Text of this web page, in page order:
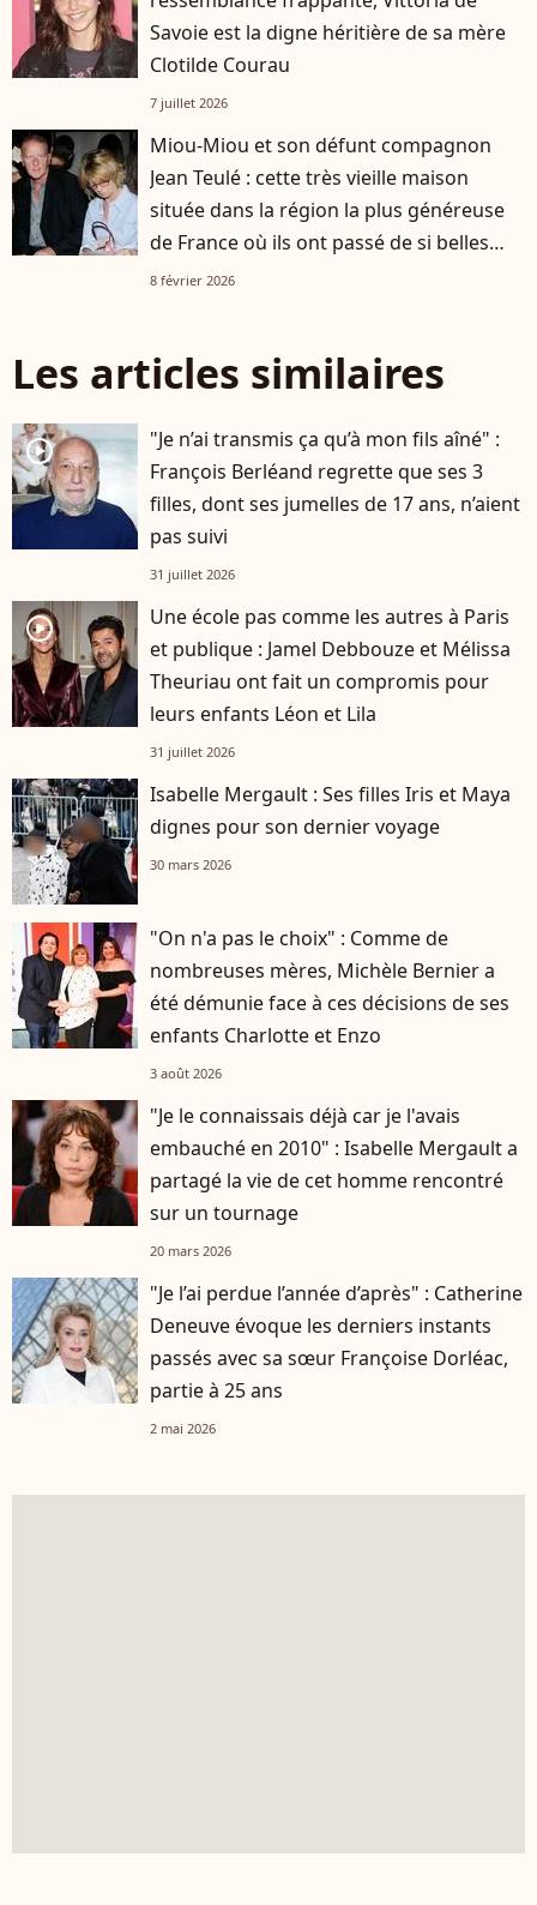
Savoie est la digne héritière de sa mère
Clotilde Courau
7 juillet 2026
Miou-Miou et son défunt compagnon
Jean Teulé : cette très vieille maison
située dans la région la plus généreuse
de France où ils ont passé de si belles
heures
8 février 2026
Les articles similaires
player2
"Je n’ai transmis ça qu’à mon fils aîné" :
François Berléand regrette que ses 3
filles, dont ses jumelles de 17 ans, n’aient
pas suivi
31 juillet 2026
player2
Une école pas comme les autres à Paris
et publique : Jamel Debbouze et Mélissa
Theuriau ont fait un compromis pour
leurs enfants Léon et Lila
31 juillet 2026
Isabelle Mergault : Ses filles Iris et Maya
dignes pour son dernier voyage
30 mars 2026
"On n'a pas le choix" : Comme de
nombreuses mères, Michèle Bernier a
été démunie face à ces décisions de ses
enfants Charlotte et Enzo
3 août 2026
"Je le connaissais déjà car je l'avais
embauché en 2010" : Isabelle Mergault a
partagé la vie de cet homme rencontré
sur un tournage
20 mars 2026
"Je l’ai perdue l’année d’après" : Catherine
Deneuve évoque les derniers instants
passés avec sa sœur Françoise Dorléac,
partie à 25 ans
2 mai 2026